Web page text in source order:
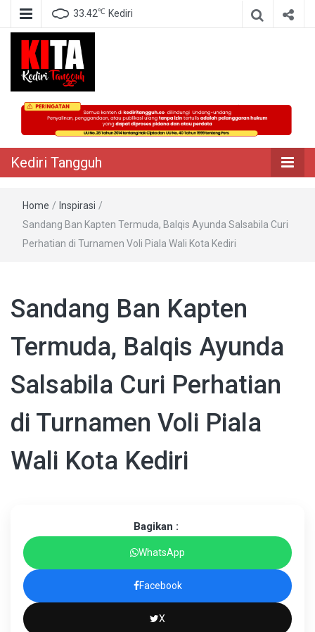
33.42℃ Kediri
Kediri Tangguh
Berita Akurat Terpercaya
Kediri Tangguh
Home / Inspirasi /
Sandang Ban Kapten Termuda, Balqis Ayunda Salsabila Curi
Perhatian di Turnamen Voli Piala Wali Kota Kediri
Sandang Ban Kapten
Termuda, Balqis Ayunda
Salsabila Curi Perhatian
di Turnamen Voli Piala
Wali Kota Kediri
Bagikan :
WhatsApp
Facebook
X